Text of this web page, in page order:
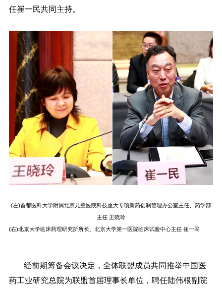
任崔一民共同主持。
(左)首都医科大学附属北京儿童医院科技重大专项新药创制管理办公室主任、药学部
主任 王晓玲
(右)北京大学临床药理研究所所长、北京大学第一医院临床试验中心主任 崔一民
经前期筹备会议决定，全体联盟成员共同推举中国医
药工业研究总院为联盟首届理事长单位，聘任陆伟根副院